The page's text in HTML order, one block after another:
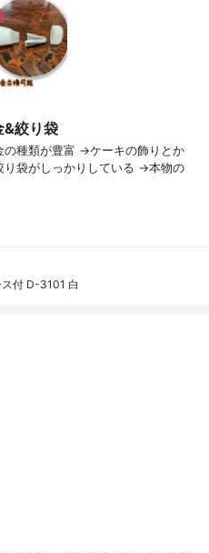
&絞り袋
の種類が豊富 →ケーキの飾りとか
り袋がしっかりしている →本物の
付 D-3101 白